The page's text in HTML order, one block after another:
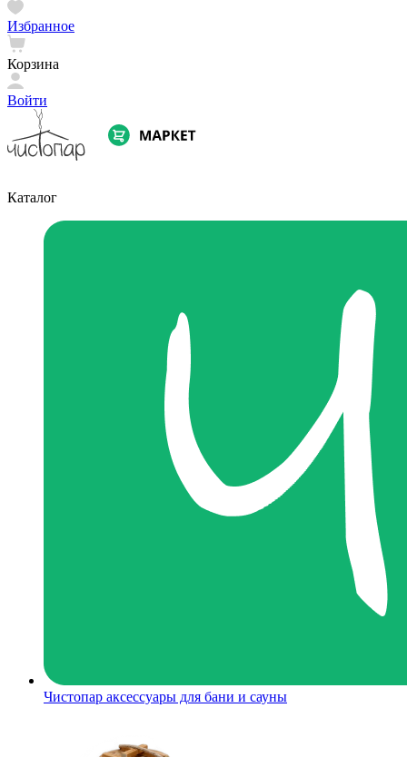
Избранное
Корзина
Войти
Каталог
Чистопар аксессуары для бани и сауны